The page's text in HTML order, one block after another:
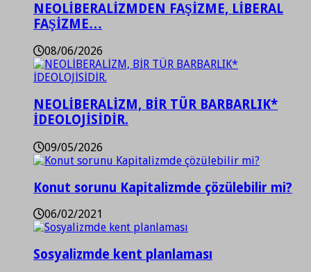
NEOLİBERALİZMDEN FAŞİZME, LİBERAL
FAŞİZME…
08/06/2026
NEOLİBERALİZM, BİR TÜR BARBARLIK*
İDEOLOJİSİDİR.
09/05/2026
Konut sorunu Kapitalizmde çözülebilir mi?
06/02/2021
Sosyalizmde kent planlaması